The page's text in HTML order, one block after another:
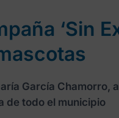
‘Sin
García Chamorro,
de todo el municipio